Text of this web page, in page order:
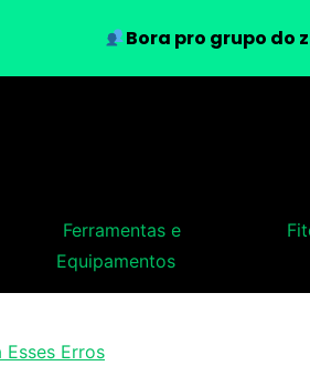
Ferramentas e
Equipamentos
Erros
Bora pro grupo do